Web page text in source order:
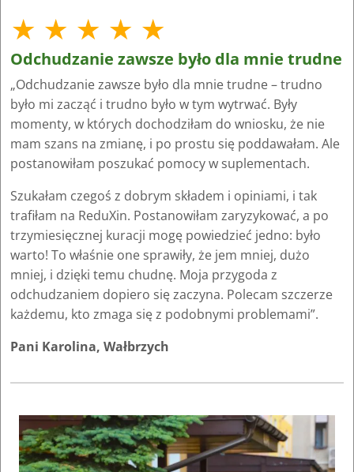
★ ★ ★ ★ ★
Odchudzanie zawsze było dla mnie trudne
„Odchudzanie zawsze było dla mnie trudne – trudno
było mi zacząć i trudno było w tym wytrwać. Były
momenty, w których dochodziłam do wniosku, że nie
mam szans na zmianę, i po prostu się poddawałam. Ale
postanowiłam poszukać pomocy w suplementach.
Szukałam czegoś z dobrym składem i opiniami, i tak
trafiłam na ReduXin. Postanowiłam zaryzykować, a po
trzymiesięcznej kuracji mogę powiedzieć jedno: było
warto! To właśnie one sprawiły, że jem mniej, dużo
mniej, i dzięki temu chudnę. Moja przygoda z
odchudzaniem dopiero się zaczyna. Polecam szczerze
każdemu, kto zmaga się z podobnymi problemami”.
Pani Karolina, Wałbrzych